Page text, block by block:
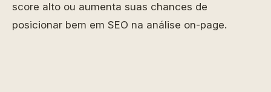
score alto ou aumenta suas chances de
posicionar bem em SEO na análise on-page.